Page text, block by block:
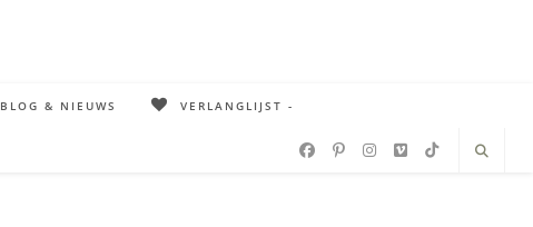
BLOG & NIEUWS VERLANGLIJST -